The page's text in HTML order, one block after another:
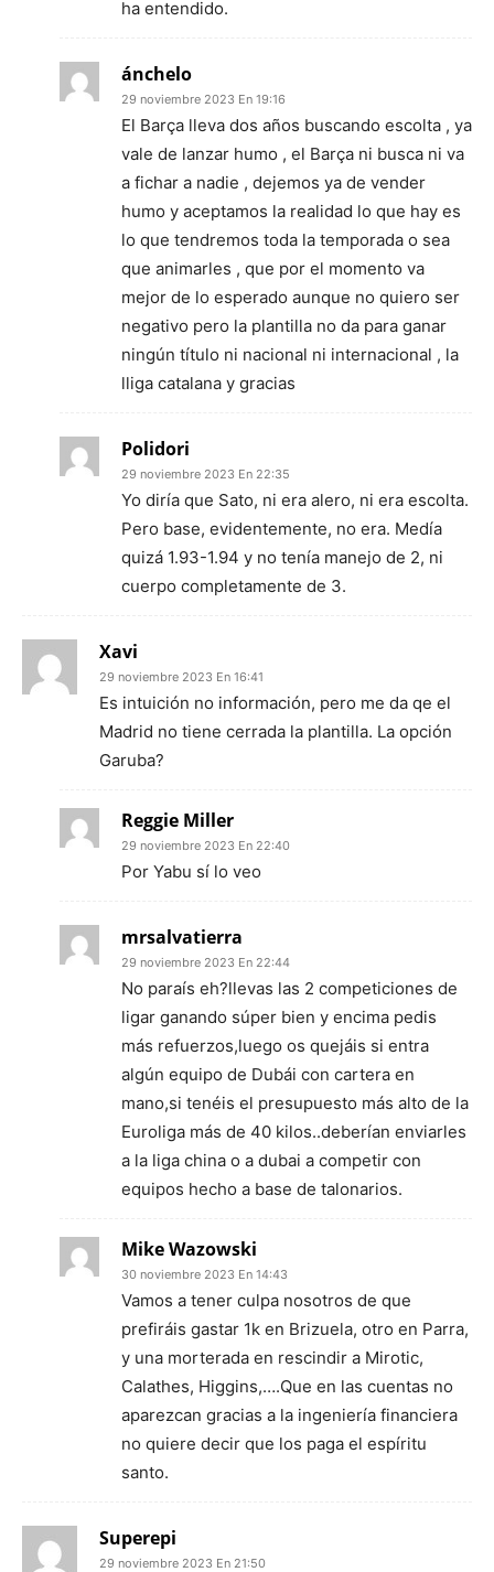
ha entendido.
ánchelo
29 noviembre 2023 En 19:16
El Barça lleva dos años buscando escolta , ya
vale de lanzar humo , el Barça ni busca ni va
a fichar a nadie , dejemos ya de vender
humo y aceptamos la realidad lo que hay es
lo que tendremos toda la temporada o sea
que animarles , que por el momento va
mejor de lo esperado aunque no quiero ser
negativo pero la plantilla no da para ganar
ningún título ni nacional ni internacional , la
lliga catalana y gracias
Polidori
29 noviembre 2023 En 22:35
Yo diría que Sato, ni era alero, ni era escolta.
Pero base, evidentemente, no era. Medía
quizá 1.93-1.94 y no tenía manejo de 2, ni
cuerpo completamente de 3.
Xavi
29 noviembre 2023 En 16:41
Es intuición no información, pero me da qe el
Madrid no tiene cerrada la plantilla. La opción
Garuba?
Reggie Miller
29 noviembre 2023 En 22:40
Por Yabu sí lo veo
mrsalvatierra
29 noviembre 2023 En 22:44
No paraís eh?llevas las 2 competiciones de
ligar ganando súper bien y encima pedis
más refuerzos,luego os quejáis si entra
algún equipo de Dubái con cartera en
mano,si tenéis el presupuesto más alto de la
Euroliga más de 40 kilos..deberían enviarles
a la liga china o a dubai a competir con
equipos hecho a base de talonarios.
Mike Wazowski
30 noviembre 2023 En 14:43
Vamos a tener culpa nosotros de que
prefiráis gastar 1k en Brizuela, otro en Parra,
y una morterada en rescindir a Mirotic,
Calathes, Higgins,….Que en las cuentas no
aparezcan gracias a la ingeniería financiera
no quiere decir que los paga el espíritu
santo.
Superepi
29 noviembre 2023 En 21:50